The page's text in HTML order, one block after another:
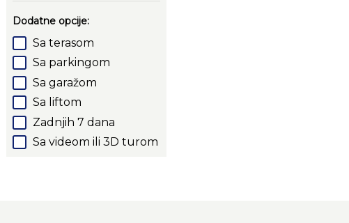
Dodatne opcije:
Sa terasom
Sa parkingom
Sa garažom
Sa liftom
Zadnjih 7 dana
Sa videom ili 3D turom